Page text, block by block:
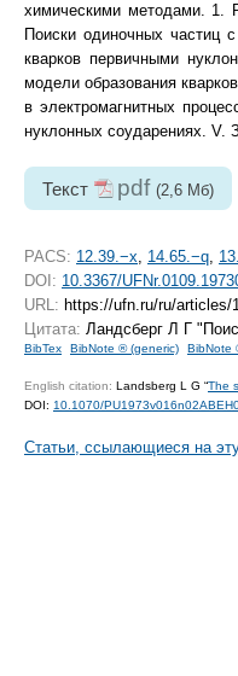
химическими методами. 1.
Поиски одиночных частиц
кварков первичными
модели образования
в электромагнитных
нуклонных соударениях. V.
Текст pdf (2,6 Мб)
PACS: 12.39.−x 14.65.−q
DOI: 10.3367/
URL: https://ufn.ru/ru/articles/
Цитата: Ландсберг Л Г
BibTex BibNote ® (generic) BibNote
English citation: Landsberg L G “The
DOI: 10.1070/
Статьи, ссылающиеся на